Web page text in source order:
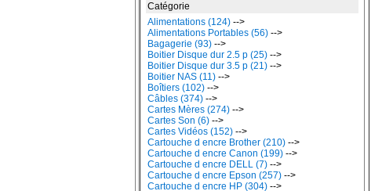
Catégorie
Alimentations (124) -->
Alimentations Portables (56) -->
Bagagerie (93) -->
Boitier Disque dur 2.5 p (25) -->
Boitier Disque dur 3.5 p (21) -->
Boitier NAS (11) -->
Boîtiers (102) -->
Câbles (374) -->
Cartes Mères (274) -->
Cartes Son (6) -->
Cartes Vidéos (152) -->
Cartouche d encre Brother (210) -->
Cartouche d encre Canon (199) -->
Cartouche d encre DELL (7) -->
Cartouche d encre Epson (257) -->
Cartouche d encre HP (304) -->